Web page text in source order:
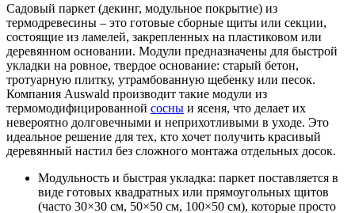
Садовый паркет (декинг, модульное покрытие) из
термодревесины – это готовые сборные щиты или секции,
состоящие из ламелей, закрепленных на пластиковом или
деревянном основании. Модули предназначены для быстрой
укладки на ровное, твердое основание: старый бетон,
тротуарную плитку, утрамбованную щебенку или песок.
Компания Auswald производит такие модули из
термомодифицированной сосны и ясеня, что делает их
невероятно долговечными и неприхотливыми в уходе. Это
идеальное решение для тех, кто хочет получить красивый
деревянный настил без сложного монтажа отдельных досок.
Модульность и быстрая укладка: паркет поставляется в
виде готовых квадратных или прямоугольных щитов
(часто 30×30 см, 50×50 см, 100×50 см), которые просто